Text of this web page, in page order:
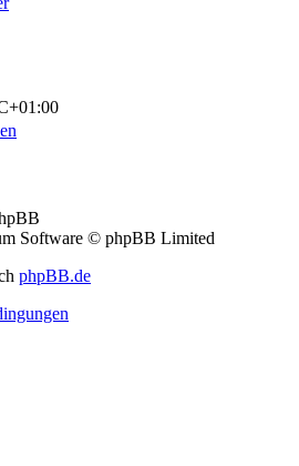
Software © phpBB Limited
phpBB.de